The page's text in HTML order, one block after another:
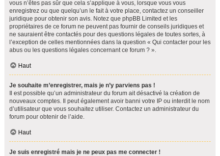
vous n’êtes pas sûr que cela s’applique à vous, lorsque vous vous
enregistrez ou que quelqu’un le fait à votre place, contactez un conseiller
juridique pour obtenir son avis. Notez que phpBB Limited et les
propriétaires de ce forum ne peuvent pas fournir de conseils juridiques et
ne sauraient être contactés pour des questions légales de toutes sortes, à
l’exception de celles mentionnées dans la question « Qui contacter pour les
abus ou les questions légales concernant ce forum ? ».
Haut
Je souhaite m’enregistrer, mais je n’y parviens pas !
Il est possible qu’un administrateur du forum ait désactivé la création de
nouveaux comptes. Il peut également avoir banni votre IP ou interdit le nom
d’utilisateur que vous souhaitez utiliser. Contactez un administrateur du
forum pour obtenir de l’aide.
Haut
Je suis enregistré mais je ne peux pas me connecter !